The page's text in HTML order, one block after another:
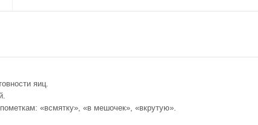
яиц.
«всмятку», «в мешочек», «вкрутую».